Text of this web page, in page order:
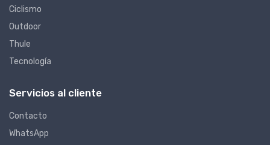
Ciclismo
Outdoor
Thule
Tecnología
Servicios al cliente
Contacto
WhatsApp